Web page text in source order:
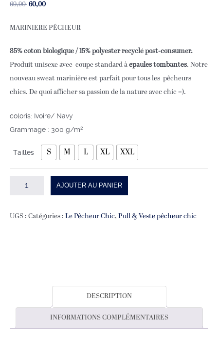
69,90 Le
initial
60,00
actuel
MARINIERE PÊCHEUR
85% coton biologique / 15% polyester recyclé post-consumer.
Produit unisexe avec coupe standard à épaules tombantes. Notre
nouveau sweat marinière est parfait pour tous les pêcheurs
chics. De quoi afficher sa passion de la nature avec chic =).
coloris: Ivoire/ Navy
Grammage : 300 g/m²
Tailles S M L XL XXL
quantité
AJOUTER AU PANIER
UGS : Catégories : Le Pêcheur Chic, Pull & Veste pêcheur chic
DESCRIPTION
INFORMATIONS COMPLÉMENTAIRES